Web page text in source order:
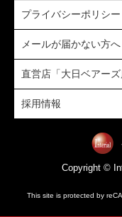
プライバシーポリシ
メールが届かない方へ
直営店「大日ベアーズ
採用情報
Copyright ©
This site is protected by